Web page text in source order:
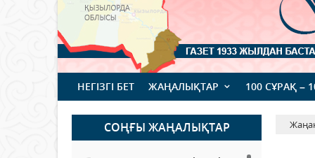
НЕГІЗГІ БЕТ ЖАҢАЛЫҚТАР 100 СҰРАҚ –
СОҢҒЫ ЖАҢАЛЫҚТАР